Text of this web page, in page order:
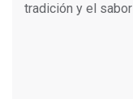
tradición y el